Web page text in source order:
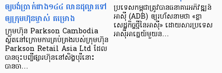
ឲ្យបង់ប្រាក់ជាង១៤៤ លានដុល្លារទៅ
ឲ្យក្រុមហ៊ុនម្ចាស់ គម្រោង
ក្រុមហ៊ុន Parkson Cambodia
ស្ថិតនៅក្រោមការគ្រប់គ្រងរបស់ក្រុមហ៊ុន
Parkson Retail Asia Ltd ដែល
បានចុះបញ្ចីផ្សារហ៊ុននៅសិង្ហបុរីនោះ
បានចា…
ប្រទេស​កម្ពុជា​ត្រូវ​បាន​ធនាគារ​អភិវឌ្ឍន៍​
អាស៊ី (ADB) ឲ្យ​រហ័ស​នាមថា «ខ្លា​
សេដ្ឋកិច្ច​ថ្មី​នៃ​អាស៊ី» ដោយសារ​ប្រទេស​
អាស៊ី​អាគ្នេយ៍​មួយ​ន…